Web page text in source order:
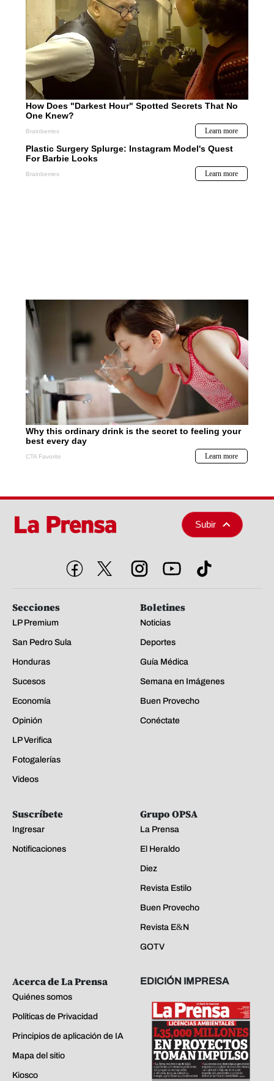
Subir
Secciones
LP Premium
San Pedro Sula
Honduras
Sucesos
Economía
Opinión
LP Verifica
Fotogalerías
Videos
Boletines
Noticias
Deportes
Guía Médica
Semana en Imágenes
Buen Provecho
Conéctate
Suscríbete
Ingresar
Notificaciones
Grupo OPSA
La Prensa
El Heraldo
Diez
Revista Estilo
Buen Provecho
Revista E&N
GOTV
Acerca de La Prensa
Quiénes somos
Políticas de Privacidad
Principios de aplicación de IA
Mapa del sitio
Kiosco
EDICIÓN IMPRESA